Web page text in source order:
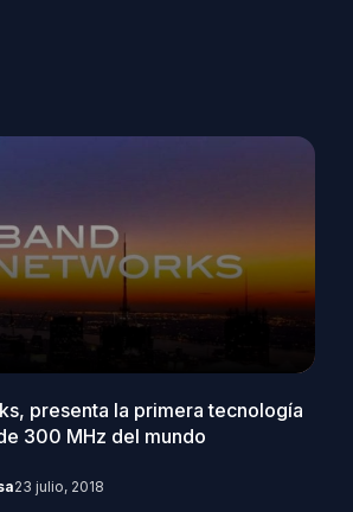
presenta la primera tecnología
300 MHz del mundo
23 julio, 2018